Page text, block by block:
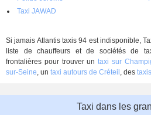
Taxi JAWAD
Si jamais Atlantis taxis 94 est indisponible,
liste de chauffeurs et de sociétés de
frontalières pour trouver untaxi sur
sur-Seine, un taxi autours de Créteil , des
Taxi dans les